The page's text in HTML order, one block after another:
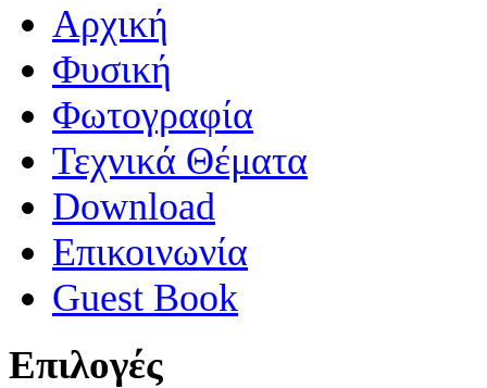
Aρχική
Φυσική
Φωτογραφία
Τεχνικά Θέματα
Download
Επικοινωνία
Guest Book
Επιλογές